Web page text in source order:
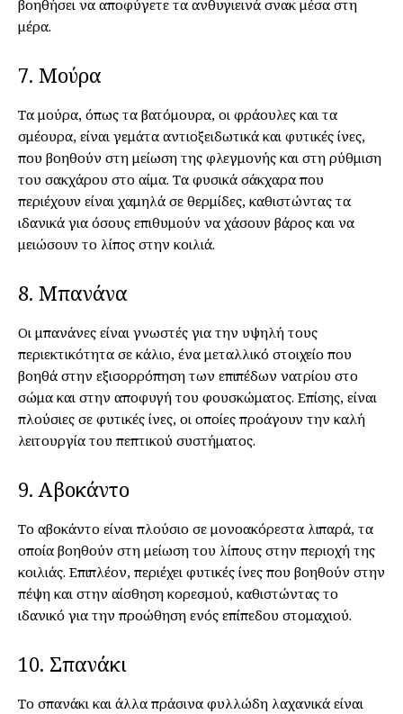
βοηθήσει να αποφύγετε τα ανθυγιεινά σνακ μέσα στη
μέρα.
7. Μούρα
Τα μούρα, όπως τα βατόμουρα, οι φράουλες και τα
σμέουρα, είναι γεμάτα αντιοξειδωτικά και φυτικές ίνες,
που βοηθούν στη μείωση της φλεγμονής και στη ρύθμιση
του σακχάρου στο αίμα. Τα φυσικά σάκχαρα που
περιέχουν είναι χαμηλά σε θερμίδες, καθιστώντας τα
ιδανικά για όσους επιθυμούν να χάσουν βάρος και να
μειώσουν το λίπος στην κοιλιά.
8. Μπανάνα
Οι μπανάνες είναι γνωστές για την υψηλή τους
περιεκτικότητα σε κάλιο, ένα μεταλλικό στοιχείο που
βοηθά στην εξισορρόπηση των επιπέδων νατρίου στο
σώμα και στην αποφυγή του φουσκώματος. Επίσης, είναι
πλούσιες σε φυτικές ίνες, οι οποίες προάγουν την καλή
λειτουργία του πεπτικού συστήματος.
9. Αβοκάντο
Το αβοκάντο είναι πλούσιο σε μονοακόρεστα λιπαρά, τα
οποία βοηθούν στη μείωση του λίπους στην περιοχή της
κοιλιάς. Επιπλέον, περιέχει φυτικές ίνες που βοηθούν στην
πέψη και στην αίσθηση κορεσμού, καθιστώντας το
ιδανικό για την προώθηση ενός επίπεδου στομαχιού.
10. Σπανάκι
Το σπανάκι και άλλα πράσινα φυλλώδη λαχανικά είναι